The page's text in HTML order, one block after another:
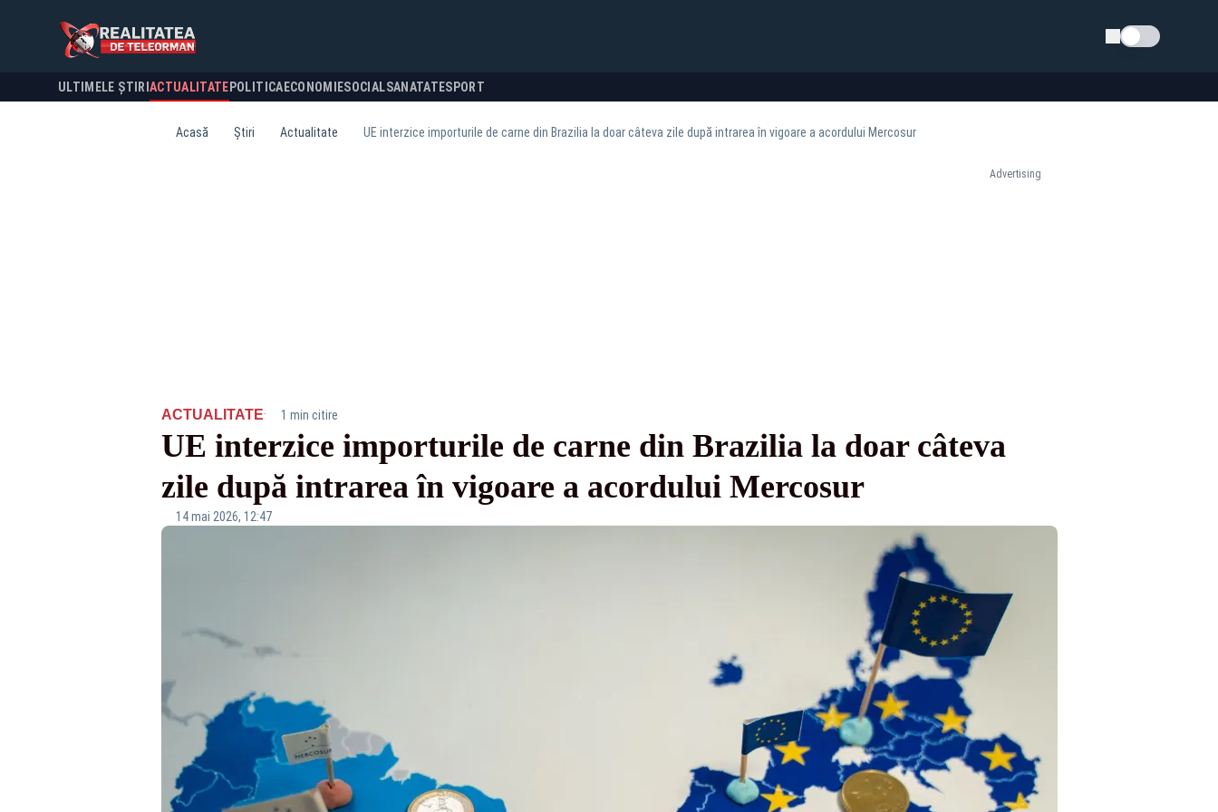
Schimba tema
ULTIMELE ȘTIRI ACTUALITATE POLITICA ECONOMIESOCIALSANATATESPORT
Acasă Știri Actualitate UE interzice importurile de carne din Brazilia la doar câteva zile după intrarea în vigoare a acordului Mercosur
Advertising
ACTUALITATE· 1 min citire
UE interzice importurile de carne din Brazilia la doar câteva
zile după intrarea în vigoare a acordului Mercosur
14 mai 2026, 12:47